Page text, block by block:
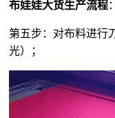
布娃娃大货生产流程：
第五步：对布料进行
光）；